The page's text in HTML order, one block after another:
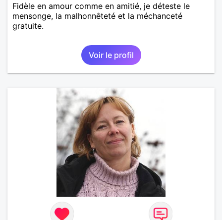
Fidèle en amour comme en amitié, je déteste le
mensonge, la malhonnêteté et la méchanceté
gratuite.
Voir le profil